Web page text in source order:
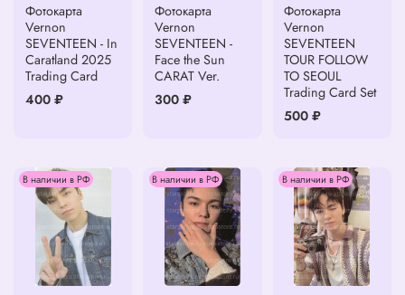
Фотокарта
Vernon
SEVENTEEN - In
Caratland 2025
Trading Card
400 ₽
Фотокарта
Vernon
SEVENTEEN -
Face the Sun
CARAT Ver.
300 ₽
Фотокарта
Vernon
SEVENTEEN
TOUR FOLLOW
TO SEOUL
Trading Card Set
500 ₽
В наличии в РФ В наличии в РФ В наличии в РФ